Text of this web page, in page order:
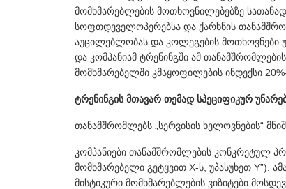
მომხმარებლების მოთხოვნილებებზე
სოფთდეველოპერებსა და ქარხნის
აუცილებლობას და კოლეგების მოთხოვნები
და კომპანიამ ტრენინგში ამ
მომხმარებელში კმაყოფილების ინდექსი
ტრენინგის მთავარ თემად სპეციფიკურ
თანამშრომლებს „სერვისის ხელოვნების“
კომპანიები თანამშრომლების კონკრეტულ
მომხმარებელი გეტყვით X-ს, უპასუხეთ Y”).
მისტიკური მომხმარებლების ვიზიტები